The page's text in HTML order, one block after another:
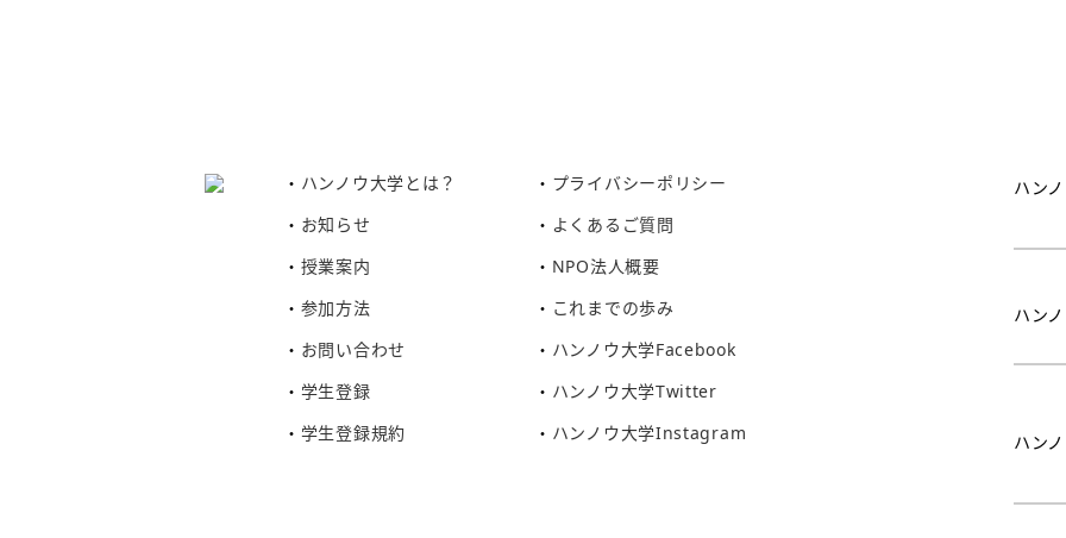
ハンノウ大学とは？
お知らせ
授業案内
参加方法
お問い合わせ
学生登録
学生登録規約
プライバシーポリシー
よくあるご質問
NPO法人概要
これまでの歩み
ハンノウ大学Facebook
ハンノウ大学Twitter
ハンノウ大学Instagram
ハン
ハン
ハン